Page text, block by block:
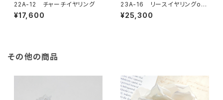
22A-12 チャーチイヤリング
¥17,600
23A-16 リースイヤリングor
ピアス
¥25,300
その他の商品